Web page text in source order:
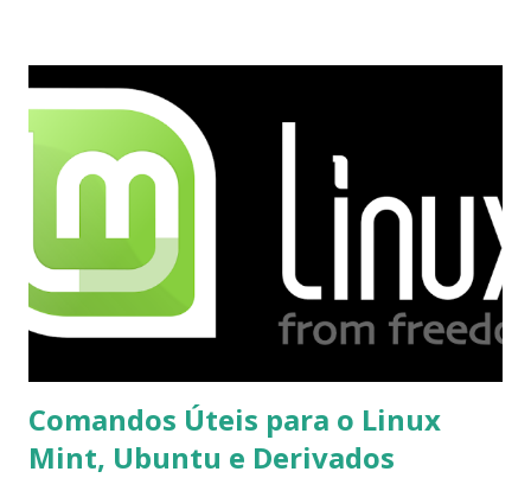
o Windows Live (assim como muitos profissionais de TI) ,
mesmo na versão para Linux, claro, sempre existem outras
opções e o Pidgin, que se mostra como opção.
Comandos Úteis para o Linux
Mint, Ubuntu e Derivados